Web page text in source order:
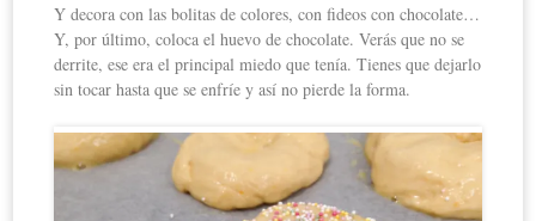
Y decora con las bolitas de colores, con fideos con chocolate…
Y, por último, coloca el huevo de chocolate. Verás que no se
derrite, ese era el principal miedo que tenía. Tienes que dejarlo
sin tocar hasta que se enfríe y así no pierde la forma.